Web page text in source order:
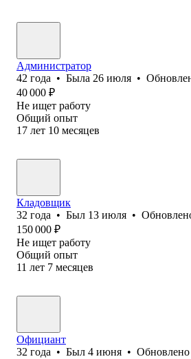
Администратор
42 года • Была 26 июля •
40 000 ₽
Не ищет работу
Общий опыт
17 лет 10 месяцев
Кладовщик
32 года • Был 13 июля •
150 000 ₽
Не ищет работу
Общий опыт
11 лет 7 месяцев
Официант
32 года • Был 4 июня • Обновлено